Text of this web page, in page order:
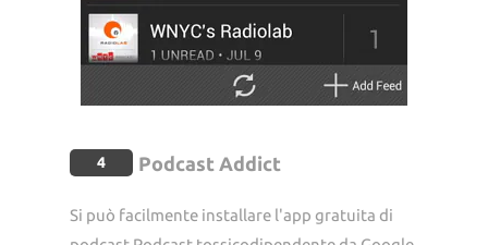
4 Podcast Addict
Si può facilmente installare l'app gratuita di